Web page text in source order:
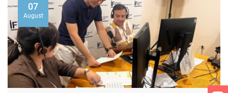
07
August